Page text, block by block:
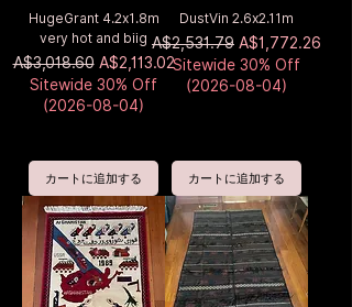
HugeGrant 4.2x1.8m
very hot and biig
通常価格
A$3,018.60 セール価格
A$2,113.02
Sitewide 30% Off
(2026-08-04)
カートに追加する
DustVin 2.6x2.11m
通常価格
A$2,531.79 セール価格
A$1,772.26
Sitewide 30% Off
(2026-08-04)
カートに追加する